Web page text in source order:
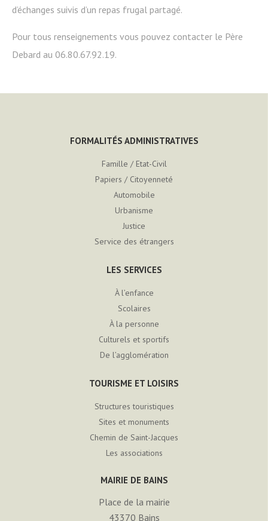
d’échanges suivis d’un repas frugal partagé.
Pour tous renseignements vous pouvez contacter le Père
Debard au 06.80.67.92.19.
FORMALITÉS ADMINISTRATIVES
Famille / Etat-Civil
Papiers / Citoyenneté
Automobile
Urbanisme
Justice
Service des étrangers
LES SERVICES
À l’enfance
Scolaires
À la personne
Culturels et sportifs
De l’agglomération
TOURISME ET LOISIRS
Structures touristiques
Sites et monuments
Chemin de Saint-Jacques
Les associations
MAIRIE DE BAINS
Place de la mairie
43370 Bains